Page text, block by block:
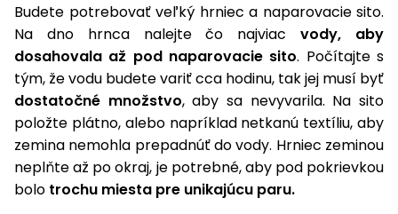
Budete potrebovať veľký hrniec a naparovacie sito.
Na dno hrnca nalejte čo najviacvody, aby
dosahovala až pod naparovacie sito. Počítajte s
tým, že vodu budete variť cca hodinu, tak jej musí byť
dostatočné množstvo, aby sa nevyvarila. Na sito
položte plátno, alebo napríklad netkanú textíliu, aby
zemina nemohla prepadnúť do vody. Hrniec zeminou
neplňte až po okraj, je potrebné, aby pod pokrievkou
bolo trochu miesta pre unikajúcu paru.